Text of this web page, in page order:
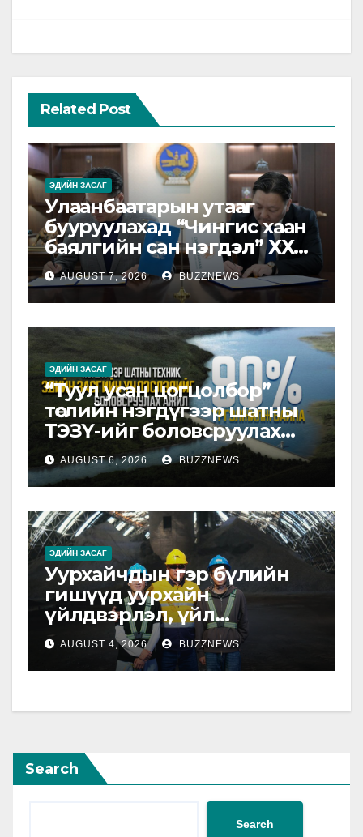
Related Post
ЭДИЙН ЗАСАГ
Улаанбаатарын утааг
бууруулахад “Чингис хаан
баялгийн сан нэгдэл” ХХК-
тай хамтарна
AUGUST 7, 2026 BUZZNEWS
ЭДИЙН ЗАСАГ
“Туул усан цогцолбор”
төслийн нэгдүгээр шатны
ТЭЗҮ-ийг боловсруулах
ажил 90 хувийн
гүйцэтгэлтэй байна
AUGUST 6, 2026 BUZZNEWS
ЭДИЙН ЗАСАГ
Уурхайчдын гэр бүлийн
гишүүд уурхайн
үйлдвэрлэл, үйл
ажиллагаатай танилцлаа
AUGUST 4, 2026 BUZZNEWS
Search
Search